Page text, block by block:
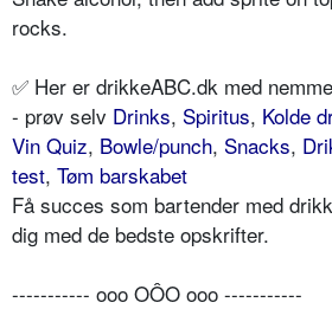
rocks.
✅ Her er drikkeABC.dk med
- prøv selv Drinks, Spiritus, Kolde
Vin Quiz, Bowle/punch, Snacks,
test, Tøm barskabet
Få succes som bartender med
dig med de bedste opskrifter.
----------- ooo OÔO ooo -----------